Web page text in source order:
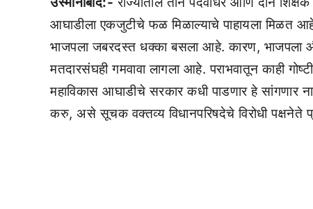
आघाडीला एकजुटीचे फळ मिळाल्याचे पाहायला मिळत
भाजपला जबरदस्त धक्का बसला आहे. कारण, भाजपला
मतदारसंघही गमवावा लागला आहे. पराभवातून काही
महाविकास आघाडीचे सरकार कधी पाडणार हे सांगणार
करु, असे सूचक वक्तव्य विधानपरिषदेचे विरोधी पक्षनेते